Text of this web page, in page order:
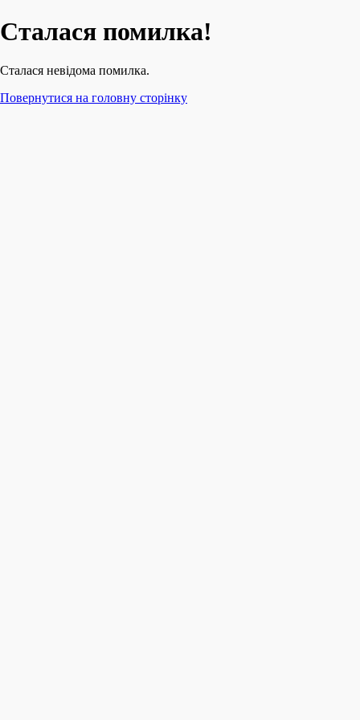
Сталася помилка!
Сталася невідома помилка.
Повернутися на головну сторінку